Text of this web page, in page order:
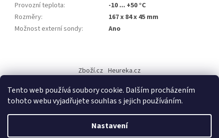
Tento web používá soubory cookie. Dalším procházením
tohoto webu vyjadřujete souhlas s jejich používáním.
Nastavení
Provozní teplota:
-10 ... +50 °C
Rozměry:
167 x 84 x 45 mm
Možnost externí sondy: Ano
p
Zboží.cz Heureka.cz